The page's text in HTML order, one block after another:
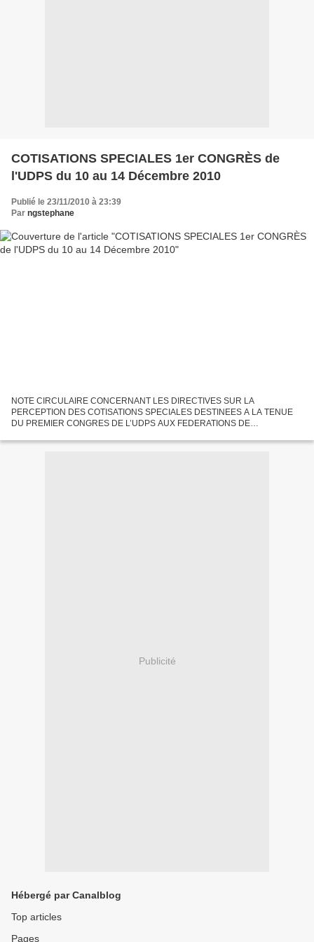
COTISATIONS SPECIALES 1er CONGRÈS de
l'UDPS du 10 au 14 Décembre 2010
Publié le 23/11/2010 à 23:39
Par ngstephane
NOTE CIRCULAIRE CONCERNANT LES DIRECTIVES SUR LA
PERCEPTION DES COTISATIONS SPECIALES DESTINEES A LA TENUE
DU PREMIER CONGRES DE L’UDPS AUX FEDERATIONS DE
MESSIEURS, Conformément à nos dispositions...
Publicité
Hébergé par Canalblog
Top articles
Pages